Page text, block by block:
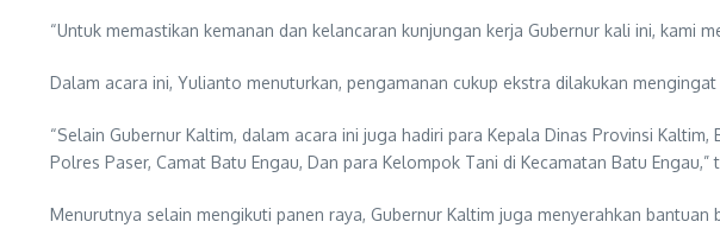
“Untuk memastikan kemanan dan kelancaran kunjungan kerja Gubernur kali ini, kami
Dalam acara ini, Yulianto menuturkan, pengamanan cukup ekstra dilakukan
“Selain Gubernur Kaltim, dalam acara ini juga hadiri para Kepala Dinas Provinsi
Polres Paser, Camat Batu Engau, Dan para Kelompok Tani di Kecamatan Batu Engau,”
Menurutnya selain mengikuti panen raya, Gubernur Kaltim juga menyerahkan